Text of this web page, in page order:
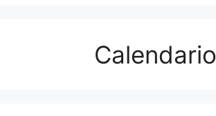
Calendario